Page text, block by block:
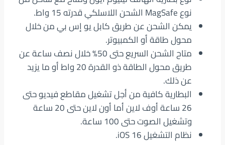
نوع MagSafe‏ الشحن اللاسلكي قدرته 15 واط.
يمكن الشحن عن طريق كابل يو إس بي من خلال
محول طاقة أو الكمبيوتر.
متاح الشحن السريع حتى 50% خلال نصف ساعة عن
طريق محول الطاقة ذو القدرة 20 واط أو ما يزيد
عن ذلك.
البطارية كافية من أجل تشغيل مقاطع فيديو حتى
26 ساعة أوف لاين أما أون لاين حتى 20 ساعة
وتشغيل الصوت حتى 100 ساعة.
نظام التشغيل iOS 16‏.